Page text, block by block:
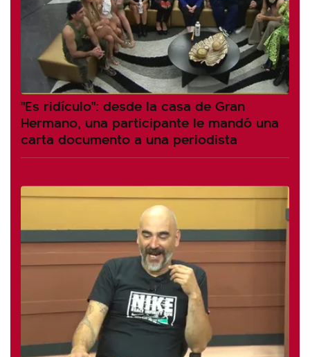
"Es ridículo": desde la casa de Gran
Hermano, una participante le mandó una
carta documento a una periodista